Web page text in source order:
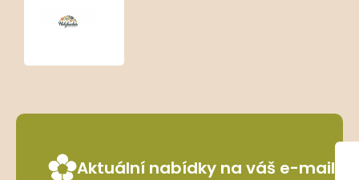
Aktuální nabídky na váš e-mail